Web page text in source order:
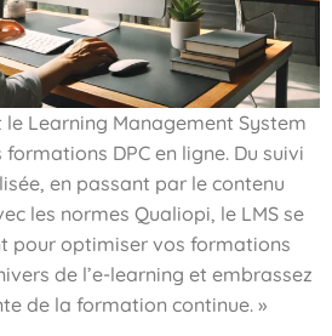
le Learning Management System
DPC en ligne. Du suivi
en passant par le contenu
les normes Qualiopi, le LMS se
pour optimiser vos formations
de l’e-learning et embrassez
de la formation continue. »